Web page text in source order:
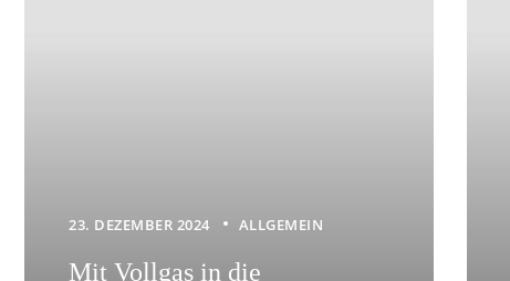
23. DEZEMBER 2024 ALLGEMEIN
Mit Vollgas in die